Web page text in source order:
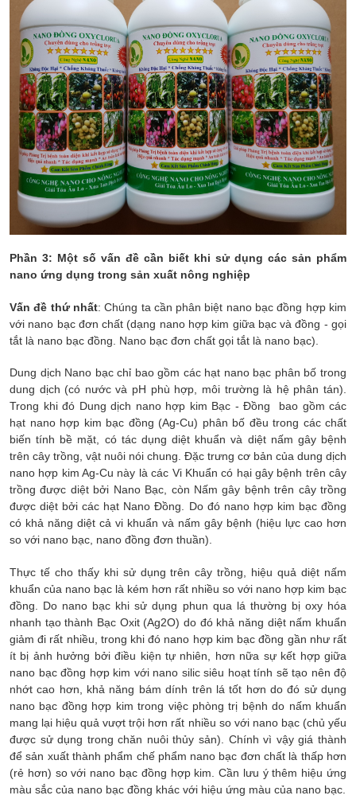
Phần 3: Một số vấn đề cần biết khi sử dụng các sản phẩm
nano ứng dụng trong sản xuất nông nghiệp
Vấn đề thứ nhất: Chúng ta cần phân biệt nano bạc đồng hợp kim
với nano bạc đơn chất (dạng nano hợp kim giữa bạc và đồng - gọi
tắt là nano bạc đồng. Nano bạc đơn chất gọi tắt là nano bạc).
Dung dịch Nano bạc chỉ bao gồm các hạt nano bạc phân bố trong
dung dịch (có nước và pH phù hợp, môi trường là hệ phân tán).
Trong khi đó Dung dịch nano hợp kim Bạc - Đồng bao gồm các
hạt nano hợp kim bạc đồng (Ag-Cu) phân bố đều trong các chất
biến tính bề mặt, có tác dụng diệt khuẩn và diệt nấm gây bệnh
trên cây trồng, vật nuôi nói chung. Đặc trưng cơ bản của dung dịch
nano hợp kim Ag-Cu này là các Vi Khuẩn có hại gây bệnh trên cây
trồng được diệt bởi Nano Bạc, còn Nấm gây bệnh trên cây trồng
được diệt bởi các hạt Nano Đồng. Do đó nano hợp kim bạc đồng
có khả năng diệt cả vi khuẩn và nấm gây bệnh (hiệu lực cao hơn
so với nano bạc, nano đồng đơn thuần).
Thực tế cho thấy khi sử dụng trên cây trồng, hiệu quả diệt nấm
khuẩn của nano bạc là kém hơn rất nhiều so với nano hợp kim bạc
đồng. Do nano bạc khi sử dụng phun qua lá thường bị oxy hóa
nhanh tạo thành Bạc Oxit (Ag2O) do đó khả năng diệt nấm khuẩn
giảm đi rất nhiều, trong khi đó nano hợp kim bạc đồng gần như rất
ít bị ảnh hưởng bởi điều kiện tự nhiên, hơn nữa sự kết hợp giữa
nano bạc đồng hợp kim với nano silic siêu hoạt tính sẽ tạo nên độ
nhớt cao hơn, khả năng bám dính trên lá tốt hơn do đó sử dụng
nano bạc đồng hợp kim trong việc phòng trị bệnh do nấm khuẩn
mang lại hiệu quả vượt trội hơn rất nhiều so với nano bạc (chủ yếu
được sử dụng trong chăn nuôi thủy sản). Chính vì vậy giá thành
để sản xuất thành phẩm chế phẩm nano bạc đơn chất là thấp hơn
(rẻ hơn) so với nano bạc đồng hợp kim. Cần lưu ý thêm hiệu ứng
màu sắc của nano bạc đồng khác với hiệu ứng màu của nano bạc.